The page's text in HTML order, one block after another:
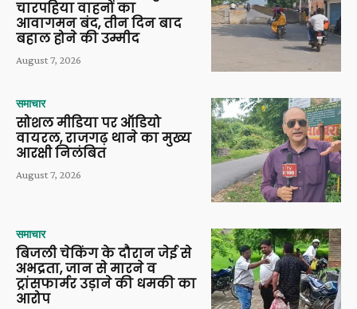
चारपहिया वाहनों का
आवागमन बंद, तीन दिन बाद
बहाल होने की उम्मीद
August 7, 2026
समाचार
सोशल मीडिया पर ऑडियो
वायरल, राजगढ़ थाने का मुख्य
आरक्षी निलंबित
August 7, 2026
समाचार
बिजली चेकिंग के दौरान जेई से
अभद्रता, जान से मारने व
ट्रांसफार्मर उड़ाने की धमकी का
आरोप